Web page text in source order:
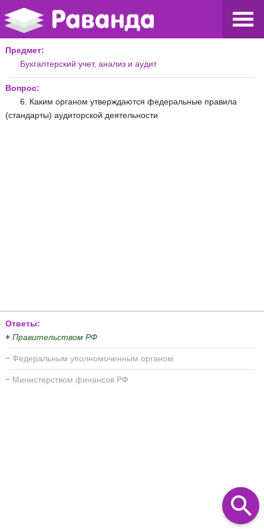
Предмет:
Бухгалтерский учет, анализ и аудит
Вопрос:
6. Каким органом утверждаются федеральные правила
(стандарты) аудиторской деятельности
Ответы:
+ Правительством РФ
− Федеральным уполномоченным органом
− Министерством финансов РФ